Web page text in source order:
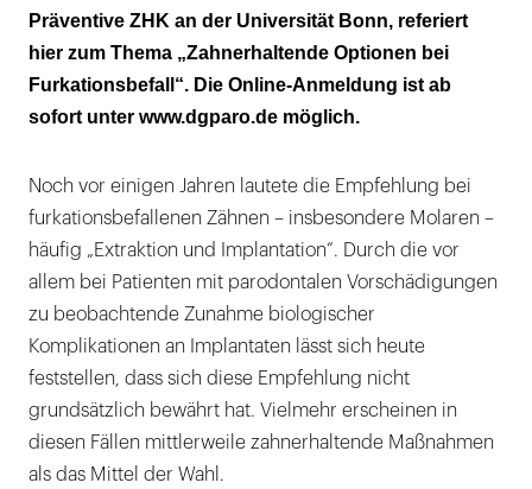
Präventive ZHK an der Universität Bonn, referiert
hier zum Thema „Zahnerhaltende Optionen bei
Furkationsbefall“. Die Online-Anmeldung ist ab
sofort unter www.dgparo.de möglich.
Noch vor einigen Jahren lautete die Empfehlung bei
furkationsbefallenen Zähnen – insbesondere Molaren –
häufig „Extraktion und Implantation“. Durch die vor
allem bei Patienten mit parodontalen Vorschädigungen
zu beobachtende Zunahme biologischer
Komplikationen an Implantaten lässt sich heute
feststellen, dass sich diese Empfehlung nicht
grundsätzlich bewährt hat. Vielmehr erscheinen in
diesen Fällen mittlerweile zahnerhaltende Maßnahmen
als das Mittel der Wahl.